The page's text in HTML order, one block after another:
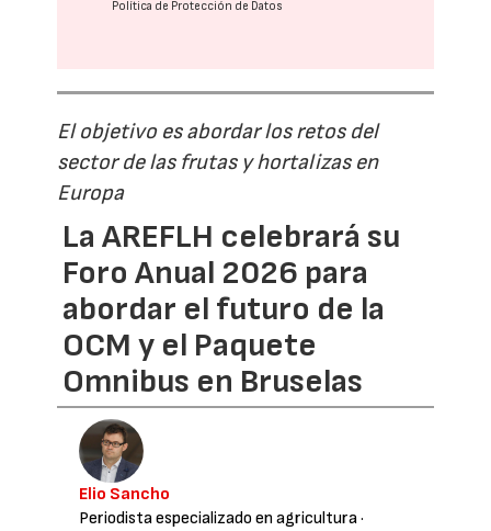
Política de Protección de Datos
El objetivo es abordar los retos del
sector de las frutas y hortalizas en
Europa
La AREFLH celebrará su
Foro Anual 2026 para
abordar el futuro de la
OCM y el Paquete
Omnibus en Bruselas
Elio Sancho
Periodista especializado en agricultura·